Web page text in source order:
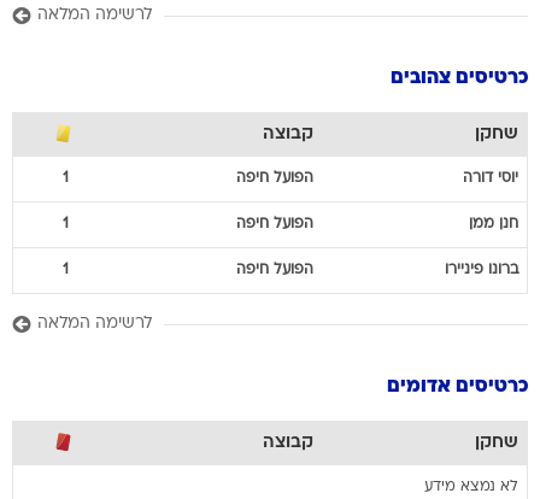
לרשימה המלאה
כרטיסים צהובים
שחקן קבוצה
יוסי דורה הפועל חיפה 1
חנן ממן הפועל חיפה 1
ברונו פיניירו הפועל חיפה 1
לרשימה המלאה
כרטיסים אדומים
שחקן קבוצה
לא נמצא מידע